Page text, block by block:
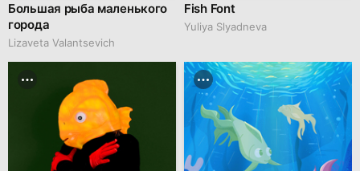
Большая рыба маленького
города
Lizaveta Valantsevich
Fish Font
Yuliya Slyadneva